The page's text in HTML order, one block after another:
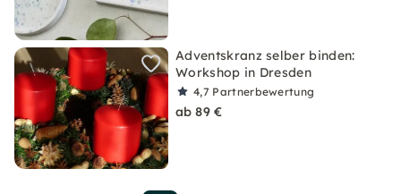
Adventskranz selber binden:
Workshop in Dresden
4,7 Partnerbewertung
ab 89 €